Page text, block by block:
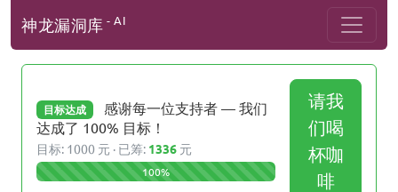
神龙漏洞库 - AI
目标达成
感谢每一位支持者 — 我们
达成了 100% 目标！
目标: 1000 元 · 已筹: 1336 元
100%
请我
们喝
杯咖
啡